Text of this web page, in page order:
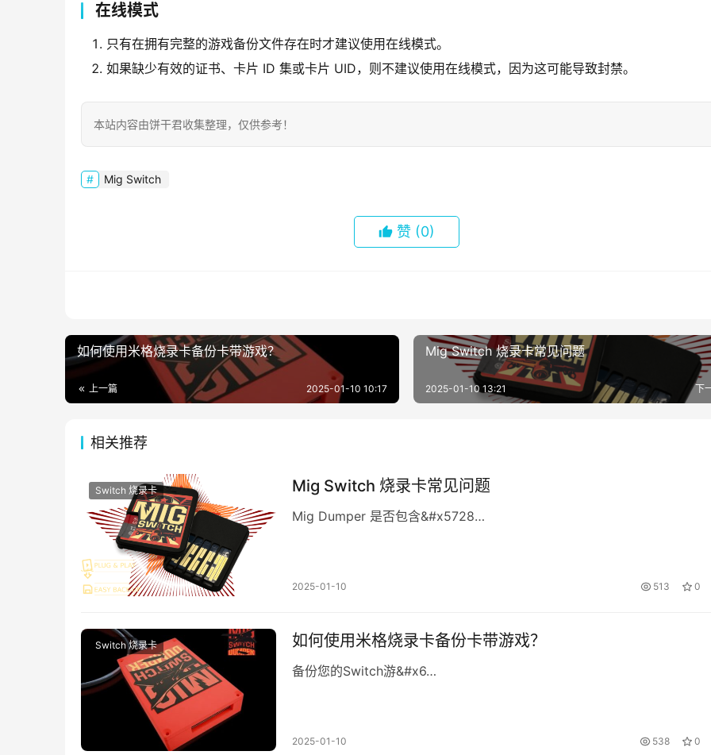
在线模式
只有在拥有完整的游戏备份文件存在时才建议使用在线模式。
如果缺少有效的证书、卡片 ID 集或卡片 UID，则不建议使用在线模式，因为这可能导致封禁。
本站内容由饼干君收集整理，仅供参考！
Mig Switch
赞 (0)
如何使用米格烧录卡备份卡带游戏？
上一篇 2025-01-10 10:17
Mig Switch 烧录卡常见问题
下
2025-01-10 13:21
相关推荐
Switch 烧录卡 Mig Switch 烧录卡常见问题
Mig Dumper 是否包含&#x5728…
2025-01-10 513 0
Switch 烧录卡 如何使用米格烧录卡备份卡带游戏？
备份您的Switch游&#x6…
2025-01-10 538 0